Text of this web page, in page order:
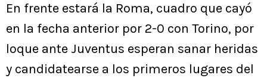
En frente estará la Roma, cuadro que cayó
en la fecha anterior por 2-0 con Torino, por
loque ante Juventus esperan sanar heridas
y candidatearse a los primeros lugares del